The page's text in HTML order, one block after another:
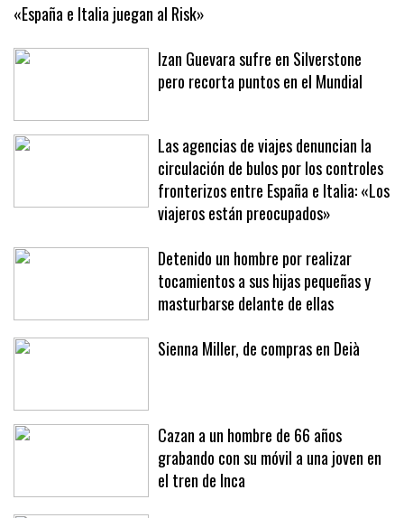
«España e Italia juegan al Risk»
Izan Guevara sufre en Silverstone
pero recorta puntos en el Mundial
Las agencias de viajes denuncian la
circulación de bulos por los controles
fronterizos entre España e Italia: «Los
viajeros están preocupados»
Detenido un hombre por realizar
tocamientos a sus hijas pequeñas y
masturbarse delante de ellas
Sienna Miller, de compras en Deià
Cazan a un hombre de 66 años
grabando con su móvil a una joven en
el tren de Inca